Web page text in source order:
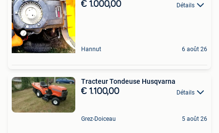
€ 1.000,00 Détails
Hannut 6 août 26
Tracteur Tondeuse Husqvarna
€ 1.100,00 Détails
Grez-Doiceau 5 août 26